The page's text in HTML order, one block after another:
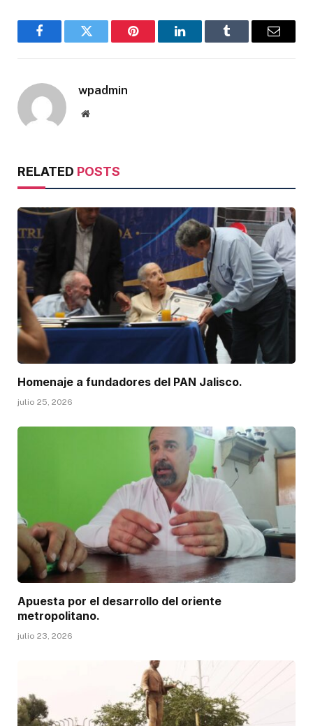
FacebookTwitter Pinterest LinkedInTumblr Email
wpadmin
Website
RELATED POSTS
Homenaje a fundadores del PAN Jalisco.
julio 25, 2026
Apuesta por el desarrollo del oriente
metropolitano.
julio 23, 2026